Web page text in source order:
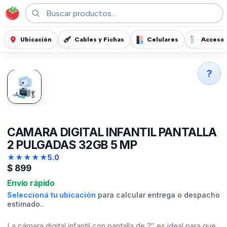
Ubicación Cables y Fichas Celulares
CAMARA DIGITAL INFANTIL PANTALLA
2 PULGADAS 32GB 5 MP
★★★★★5.0
$ 899
Envío rápido
Seleccioná tu ubicación para calcular entrega o despacho
estimado..
?